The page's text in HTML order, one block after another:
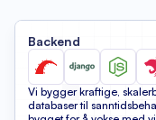
Backend
Vi bygger kraftige,
databaser til